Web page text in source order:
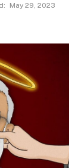
May 29, 2023